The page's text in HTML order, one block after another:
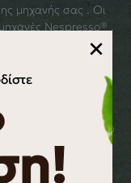
μηχανής σας . Oι
μηχανές Nespresso® .
Tο εμπορικό
είναι συμβατές με
Nespresso Prodigio
Expert EN350
Nespresso EN110b
×